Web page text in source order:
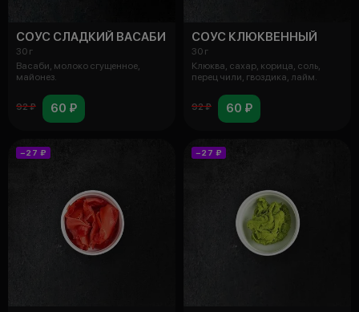
СОУС СЛАДКИЙ ВАСАБИ
30 г
Васаби, молоко сгущенное,
майонез.
92 ₽ 60 ₽
СОУС КЛЮКВЕННЫЙ
30 г
Клюква, сахар, корица, соль,
перец чили, гвоздика, лайм.
92 ₽ 60 ₽
−27 ₽ −27 ₽